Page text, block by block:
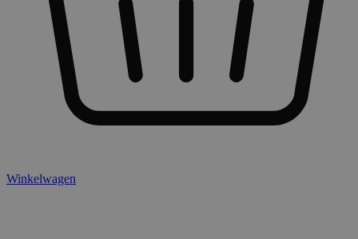
Winkelwagen